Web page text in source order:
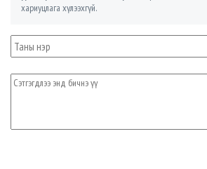
хариуцлага хүлээхгүй.